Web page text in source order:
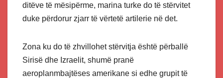
ditëve të mësipërme, marina turke do të stërvitet
duke përdorur zjarr të vërtetë artilerie në det.
Zona ku do të zhvillohet stërvitja është përballë
Sirisë dhe Izraelit, shumë pranë
aeroplanmbajtëses amerikane si edhe grupit të